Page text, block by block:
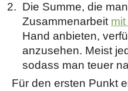
Die Summe, die
Zusammenarbeit
Hand anbieten,
anzusehen. Meist
sodass man teuer
Für den ersten Punkt